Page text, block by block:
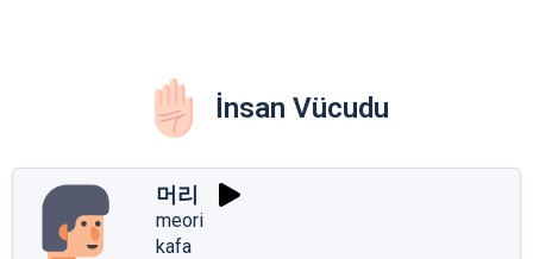
İnsan Vücudu
머리
meori
kafa